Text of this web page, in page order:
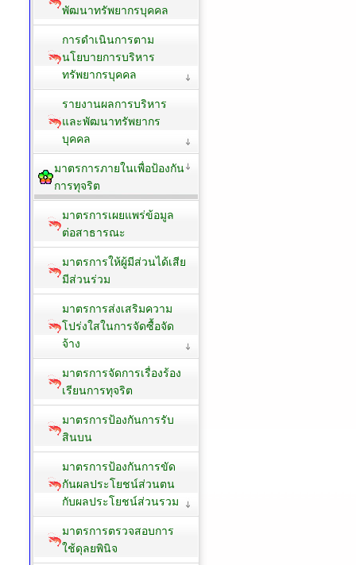
พัฒนาทรัพยากรบุคคล
การดำเนินการตาม
นโยบายการบริหาร
ทรัพยากรบุคคล
รายงานผลการบริหาร
และพัฒนาทรัพยากร
บุคคล
มาตรการภายในเพื่อป้องกัน
การทุจริต
มาตรการเผยแพร่ข้อมูล
ต่อสาธารณะ
มาตรการให้ผู้มีส่วนได้เสีย
มีส่วนร่วม
มาตรการส่งเสริมความ
โปร่งใสในการจัดซื้อจัด
จ้าง
มาตรการจัดการเรื่องร้อง
เรียนการทุจริต
มาตรการป้องกันการรับ
สินบน
มาตรการป้องกันการขัด
กันผลประโยชน์ส่วนตน
กับผลประโยชน์ส่วนรวม
มาตรการตรวจสอบการ
ใช้ดุลยพินิจ